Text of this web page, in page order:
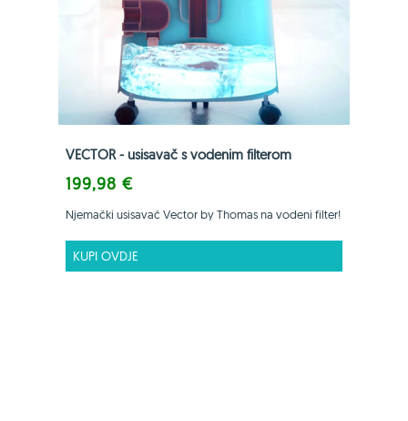
VECTOR - usisavač s vodenim filterom
199,98 €
Njemački usisavač Vector by Thomas na vodeni filter!
KUPI OVDJE